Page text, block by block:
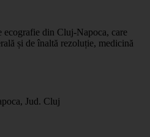
ecografie din Cluj-Napoca, care
și de înaltă rezoluție, medicină
Jud. Cluj